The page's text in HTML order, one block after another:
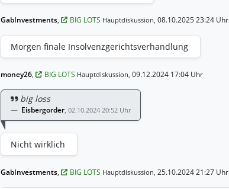
GabInvestments, BIG LOTS Hauptdiskussion, 08.10.2025 23:24 Uhr
Morgen finale Insolvenzgerichtsverhandlung
money26, BIG LOTS Hauptdiskussion, 09.12.2024 17:04 Uhr
big loss
Eisbergorder, 02.10.2024 20:52 Uhr
Nicht wirklich
GabInvestments, BIG LOTS Hauptdiskussion, 25.10.2024 21:27 Uhr